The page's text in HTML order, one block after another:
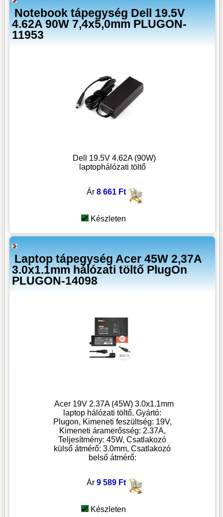
Notebook tápegység Dell 19.5V
4.62A 90W 7,4x5,0mm PLUGON-
11953
Dell 19.5V 4.62A (90W)
laptophálózati töltő
Ár 8 661 Ft
Készleten
Laptop tápegység Acer 45W 2,37A
3.0x1.1mm hálózati töltő PlugOn
PLUGON-14098
Acer 19V 2.37A (45W) 3.0x1.1mm
laptop hálózati töltő, Gyártó:
Plugon, Kimeneti feszültség: 19V,
Kimeneti áramerősség: 2.37A,
Teljesítmény: 45W, Csatlakozó
külső átmérő: 3.0mm, Csatlakozó
belső átmérő:
Ár 9 589 Ft
Készleten